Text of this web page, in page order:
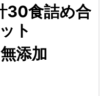
30食詰め合
ト
添加